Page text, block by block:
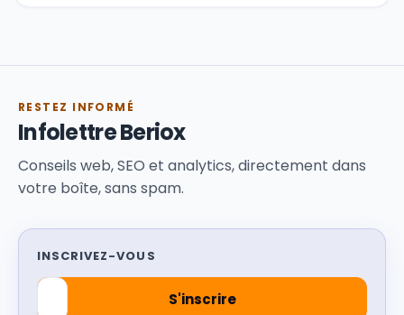
RESTEZ INFORMÉ
Infolettre Beriox
Conseils web, SEO et analytics, directement dans
votre boîte, sans spam.
INSCRIVEZ-VOUS